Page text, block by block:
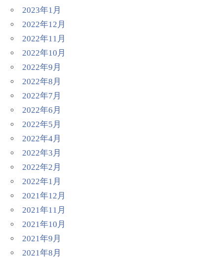
2023年1月
2022年12月
2022年11月
2022年10月
2022年9月
2022年8月
2022年7月
2022年6月
2022年5月
2022年4月
2022年3月
2022年2月
2022年1月
2021年12月
2021年11月
2021年10月
2021年9月
2021年8月